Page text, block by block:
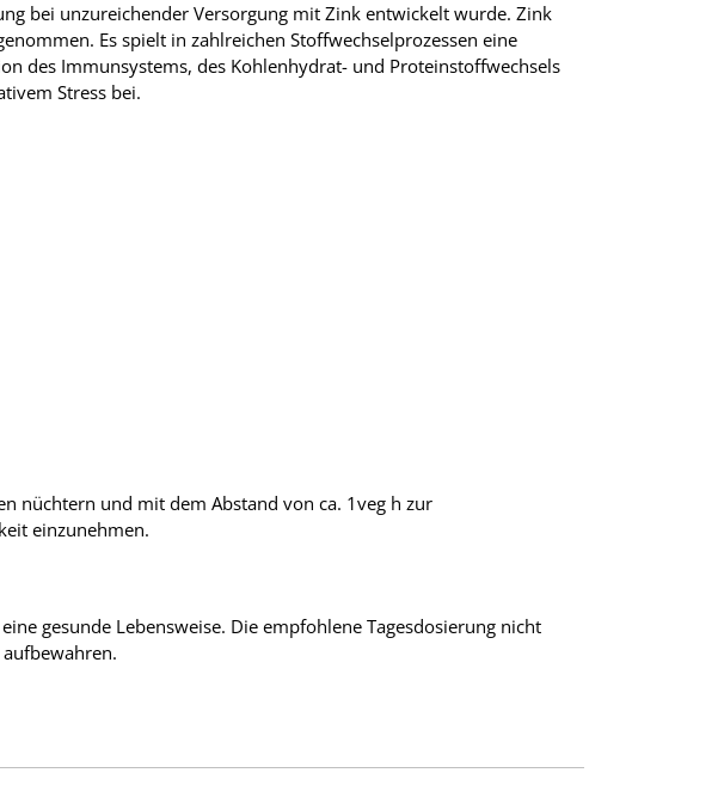
bei unzureichender Versorgung mit Zink entwickelt wurde. Zink
Es spielt in zahlreichen Stoffwechselprozessen eine
des Immunsystems, des Kohlenhydrat- und Proteinstoffwechsels
Stress bei.
nüchtern und mit dem Abstand von ca. 1veg h zur
einzunehmen.
gesunde Lebensweise. Die empfohlene Tagesdosierung nicht